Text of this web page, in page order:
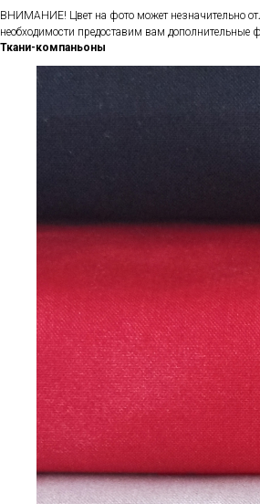
ВНИМАНИЕ! Цвет на фото может незначительно
необходимости предоставим вам дополнительные
Ткани-компаньоны